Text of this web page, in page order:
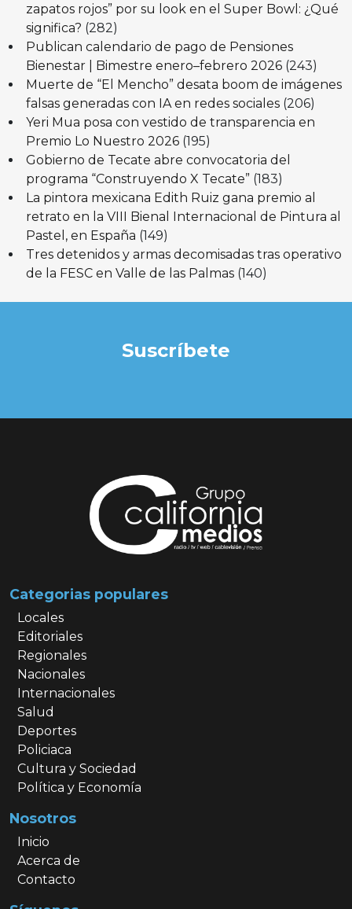
zapatos rojos” por su look en el Super Bowl: ¿Qué
significa? (282)
Publican calendario de pago de Pensiones
Bienestar | Bimestre enero–febrero 2026 (243)
Muerte de “El Mencho” desata boom de imágenes
falsas generadas con IA en redes sociales (206)
Yeri Mua posa con vestido de transparencia en
Premio Lo Nuestro 2026 (195)
Gobierno de Tecate abre convocatoria del
programa “Construyendo X Tecate” (183)
La pintora mexicana Edith Ruiz gana premio al
retrato en la VIII Bienal Internacional de Pintura al
Pastel, en España (149)
Tres detenidos y armas decomisadas tras operativo
de la FESC en Valle de las Palmas (140)
Suscríbete
Categorias populares
Locales
Editoriales
Regionales
Nacionales
Internacionales
Salud
Deportes
Policiaca
Cultura y Sociedad
Política y Economía
Nosotros
Inicio
Acerca de
Contacto